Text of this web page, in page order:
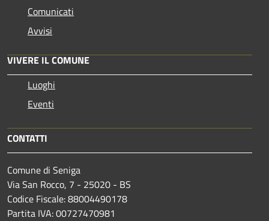
Comunicati
Avvisi
VIVERE IL COMUNE
Luoghi
Eventi
CONTATTI
Comune di Seniga
Via San Rocco, 7 - 25020 - BS
Codice Fiscale: 88004490178
Partita IVA: 00727470981